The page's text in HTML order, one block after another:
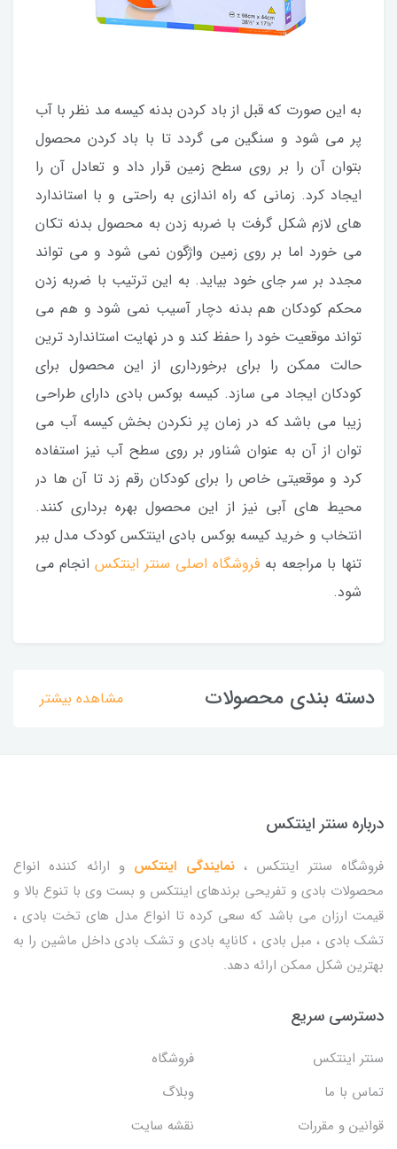
به این صورت که قبل از باد کردن بدنه کیسه مد نظر با آب
پر می شود و سنگین می گردد تا با باد کردن محصول
بتوان آن را بر روی سطح زمین قرار داد و تعادل آن را
ایجاد کرد. زمانی که راه اندازی به راحتی و با استاندارد
های لازم شکل گرفت با ضربه زدن به محصول بدنه تکان
می خورد اما بر روی زمین واژگون نمی شود و می تواند
مجدد بر سر جای خود بیاید. به این ترتیب با ضربه زدن
محکم کودکان هم بدنه دچار آسیب نمی شود و هم می
تواند موقعیت خود را حفظ کند و در نهایت استاندارد ترین
حالت ممکن را برای برخورداری از این محصول برای
کودکان ایجاد می سازد. کیسه بوکس بادی دارای طراحی
زیبا می باشد که در زمان پر نکردن بخش کیسه آب می
توان از آن به عنوان شناور بر روی سطح آب نیز استفاده
کرد و موقعیتی خاص را برای کودکان رقم زد تا آن ها در
محیط های آبی نیز از این محصول بهره برداری کنند.
انتخاب و خرید کیسه بوکس بادی اینتکس کودک مدل ببر
تنها با مراجعه به فروشگاه اصلی سنتر اینتکس انجام می
شود.
دسته بندی محصولات مشاهده بیشتر
درباره سنتر اینتکس
فروشگاه سنتر اینتکس ،نمایندگی اینتکس و ارائه کننده انواع
محصولات بادی و تفریحی برندهای اینتکس و بست وی با تنوع بالا و
قیمت ارزان می باشد که سعی کرده تا انواع مدل های تخت بادی ،
تشک بادی ، مبل بادی ، کاناپه بادی و تشک بادی داخل ماشین را به
بهترین شکل ممکن ارائه دهد.
دسترسی سریع
سنتر اینتکس
فروشگاه
تماس با ما
وبلاگ
قوانین و مقررات
نقشه سایت